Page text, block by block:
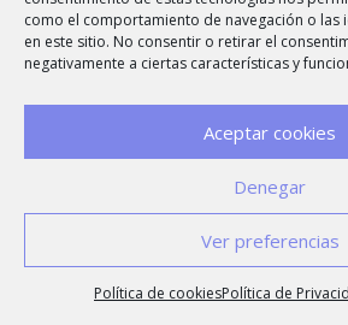
como el comportamiento de navegación o las
en este sitio. No consentir o retirar el
negativamente a ciertas características y
Aceptar cookies
Denegar
Ver preferencias
Política de cookiesPolítica de